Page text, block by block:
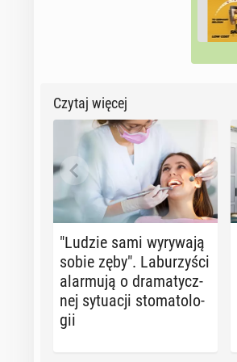
Czytaj więcej
"Ludzie sami wy­ry­wa­ją
sobie zęby". La­bu­rzy­ści
alar­mu­ją o dra­ma­tycz­
nej sy­tu­acji sto­ma­to­lo­
gii